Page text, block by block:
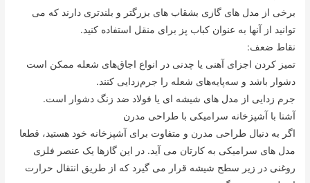
برخی از مدل های گازی بشقاب های بزرگتر و بلندتری دارند که می
توانید از آنها به عنوان کباب پز برای منقل استفاده کنید.
نقاط ضعف:
تمیز کردن اجزای آهنی یا چدنی در انواع اجاق‌های شعله ممکن است
دشوار باشد و سه‌پایه‌های شعله را جرم‌زدایی کنند.
جرم زدایی از مدل های شیشه ای یا فولاد ضد زنگ دشوار است.
آشنا با آشپزخانه سرامیکی با طراحی مدرن
اگر به دنبال طراحی مدرن و متفاوت برای آشپزخانه خود هستید، قطعا
مدل های سرامیکی به کارتان می آید. در این گازها یک عنصر فلزی
روغنی در زیر سطح شیشه قرار می گیرد که از طریق انتقال حرارت